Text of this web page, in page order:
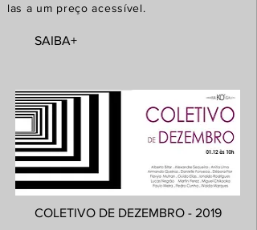
las a um preço acessível.
SAIBA+
COLETIVO DE DEZEMBRO - 2019